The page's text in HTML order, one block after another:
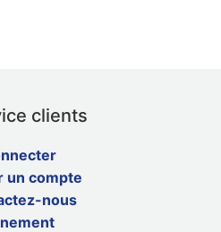
clients
un compte
nous